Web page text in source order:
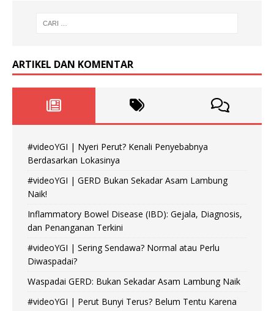
ARTIKEL DAN KOMENTAR
#videoYGI | Nyeri Perut? Kenali Penyebabnya
Berdasarkan Lokasinya
#videoYGI | GERD Bukan Sekadar Asam Lambung
Naik!
Inflammatory Bowel Disease (IBD): Gejala, Diagnosis,
dan Penanganan Terkini
#videoYGI | Sering Sendawa? Normal atau Perlu
Diwaspadai?
Waspadai GERD: Bukan Sekadar Asam Lambung Naik
#videoYGI | Perut Bunyi Terus? Belum Tentu Karena